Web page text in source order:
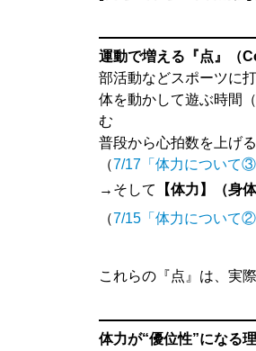
運動で増える『点』（
部活動などスポーツに
体を動かして遊ぶ時間
む
普段から心拍数を上げ
（7/17「体力について③
→そして
【体力】（身
（7/15「体力について②
これらの『点』は、実
体力が“優位性”になる